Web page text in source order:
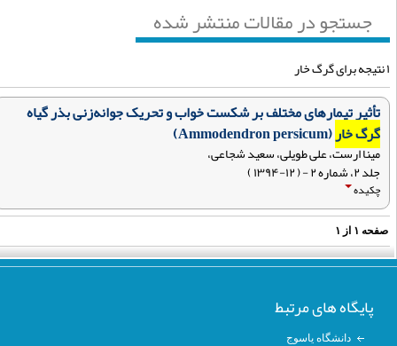
جستجو در مقالات منتشر شده
تأثیر تیمارهای مختلف بر شکست خواب و تحریک جوانه‌زنی بذر گیاه
گرگ خار(Ammodendron persicum)
مینا ارست، علی طویلی، سعید شجاعی،
جلد ۲، شماره ۲ - ( ۱۲-۱۳۹۴ )
چکیده
۱از ۱
پایگاه های مرتبط
دانشگاه یاسوج